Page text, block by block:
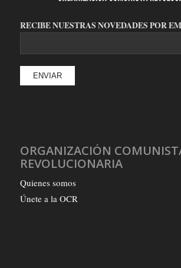
RECIBE NUESTRAS NOVEDADES POR
ORGANIZACIÓN
REVOLUCIONARIA
Quienes somos
Únete a la OCR